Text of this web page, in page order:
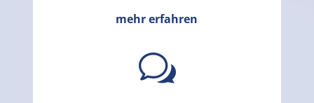
mehr erfahren
w